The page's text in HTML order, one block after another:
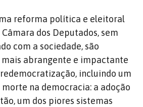
reforma política e eleitoral
dos Deputados, sem
com a sociedade, são
mais abrangente e impactante
incluindo um
na democracia: a adoção
um dos piores sistemas